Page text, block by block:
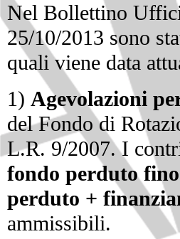
Nel Bollettino
25/10/2013 sono
quali viene data
1) Agevolazioni
del Fondo di
L.R. 9/2007. I
fondo perduto
perduto +
ammissibili.